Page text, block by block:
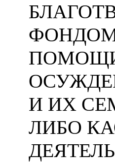
И ИХ
ЛИБО